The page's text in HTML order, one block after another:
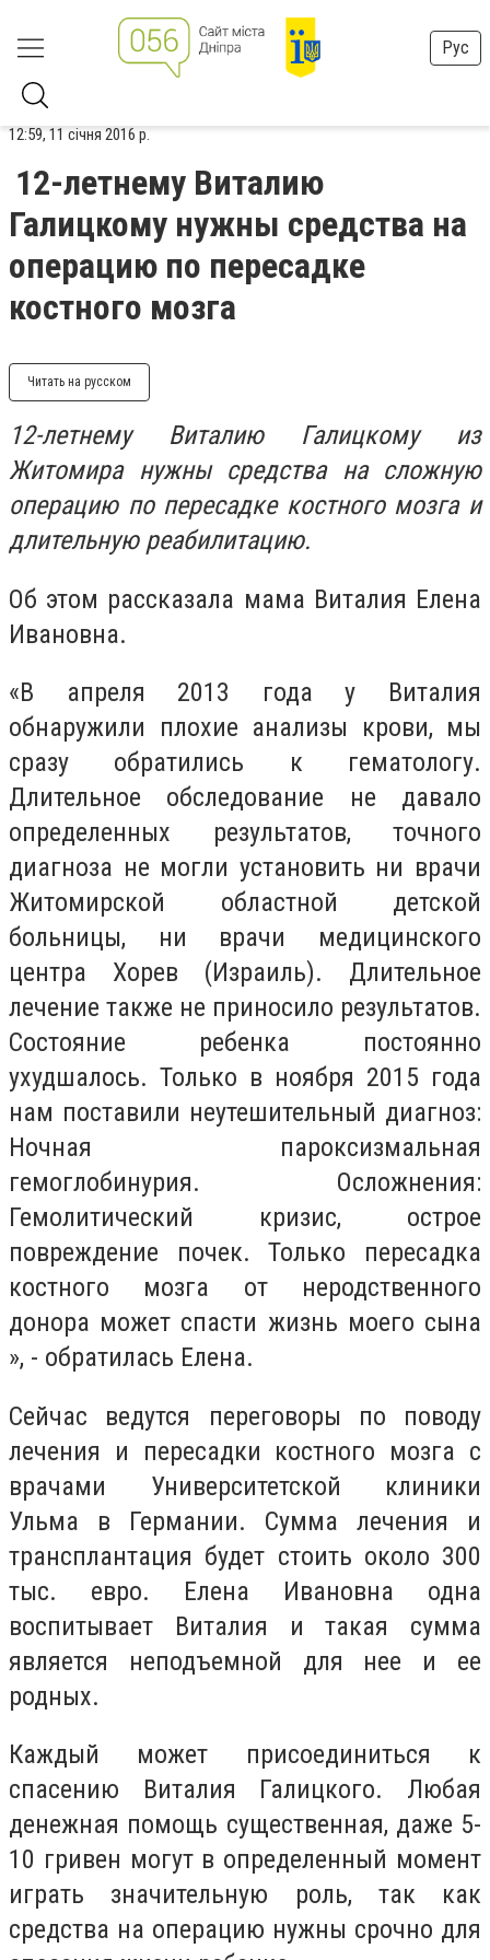
Рус
12:59, 11 січня 2016 р.
12-летнему Виталию
Галицкому нужны средства на
операцию по пересадке
костного мозга
Читать на русском
12-летнему Виталию Галицкому из
Житомира нужны средства на сложную
операцию по пересадке костного мозга и
длительную реабилитацию.
Об этом рассказала мама Виталия Елена
Ивановна.
«В апреля 2013 года у Виталия
обнаружили плохие анализы крови, мы
сразу обратились к гематологу.
Длительное обследование не давало
определенных результатов, точного
диагноза не могли установить ни врачи
Житомирской областной детской
больницы, ни врачи медицинского
центра Хорев (Израиль). Длительное
лечение также не приносило результатов.
Состояние ребенка постоянно
ухудшалось. Только в ноября 2015 года
нам поставили неутешительный диагноз:
Ночная пароксизмальная
гемоглобинурия. Осложнения:
Гемолитический кризис, острое
повреждение почек. Только пересадка
костного мозга от неродственного
донора может спасти жизнь моего сына
», - обратилась Елена.
Сейчас ведутся переговоры по поводу
лечения и пересадки костного мозга с
врачами Университетской клиники
Ульма в Германии. Сумма лечения и
трансплантация будет стоить около 300
тыс. евро. Елена Ивановна одна
воспитывает Виталия и такая сумма
является неподъемной для нее и ее
родных.
Каждый может присоединиться к
спасению Виталия Галицкого. Любая
денежная помощь существенная, даже 5-
10 гривен могут в определенный момент
играть значительную роль, так как
средства на операцию нужны срочно для